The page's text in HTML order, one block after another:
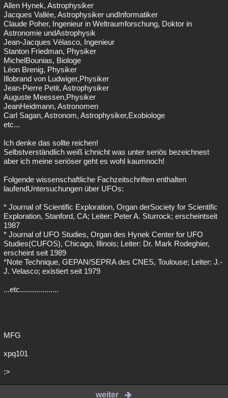
Allen Hynek, Astrophysiker
Jacques Vallée, Astrophysiker undInformatiker
Claude Poher, Ingenieur in Weltraumforschung, Doktor in
Astronomie undAstrophysik
Jean-Jacques Vélasco, Ingenieur
Stanton Friedman, Physiker
MichelBounias, Biologe
Léon Brenig, Physiker
Illobrand von Ludwiger,Physiker
Jean-Pierre Petit, Astrophysiker
Auguste Meessen,Physiker
JeanHeidmann, Astronomen
Carl Sagan, Astronom, Astrophysiker,Exobiologe
etc...
Ich denke das sollte reichen!
Selbstverständlich weiß ichnicht was unter seriös bezeichnest
aber ich meine seriöser geht es wohl kaumnoch!
Folgende wissenschaftliche Fachzeitschriften enthalten
laufendUntersuchungen über UFOs:
* Journal of Scientific Exploration, Organ derSociety for Scientific
Exploration, Stanford, CA; Leiter: Peter A. Sturrock; erscheintseit
1987
* Journal of UFO Studies, Organ des Hynek Center for UFO
Studies(CUFOS), Chicago, Illinois; Leiter: Dr. Mark Rodeghier,
erscheint seit 1989
*Note Technique, GEPAN/SEPRA des CNES, Toulouse; Leiter: J.-
J. Velasco; existiert seit 1979
...etc...................
MFG
xpq101
:>
weiter